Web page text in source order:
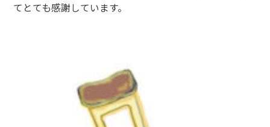
てとても感謝しています。